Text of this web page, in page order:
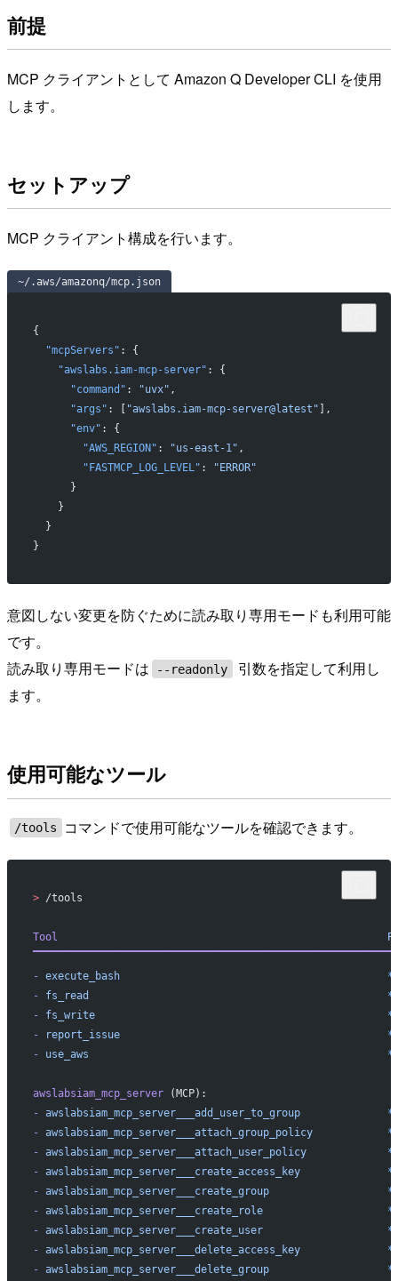
前提
MCP クライアントとして Amazon Q Developer CLI を使用
します。
セットアップ
MCP クライアント構成を行います。
~/.aws/amazonq/mcp.json
{
  "mcpServers"
: {
    "awslabs.iam-mcp-server"
: {
      "command"
: "uvx" ,
      "args"
: [ "awslabs.iam-mcp-server@latest" ],
      "env"
: {
        "AWS_REGION"
: "us-east-1" ,
        "FASTMCP_LOG_LEVEL"
:
"ERROR"
      }
    }
  }
}
意図しない変更を防ぐために読み取り専用モードも利用可能
です。
読み取り専用モードは
--readonly
引数を指定して利用し
ます。
使用可能なツール
/tools コマンドで使用可能なツールを確認できます。
> /tools
Tool
- execute_bash
                                           *
- fs_read
                                                *
- fs_write
                                               *
- report_issue
                                           *
- use_aws
                                                *
awslabsiam_mcp_server (MCP):
- awslabsiam_mcp_server___add_user_to_group
              *
- awslabsiam_mcp_server___attach_group_policy
            *
- awslabsiam_mcp_server___attach_user_policy
             *
- awslabsiam_mcp_server___create_access_key
              *
- awslabsiam_mcp_server___create_group
                   *
- awslabsiam_mcp_server___create_role
                    *
- awslabsiam_mcp_server___create_user
                    *
- awslabsiam_mcp_server___delete_access_key
              *
- awslabsiam_mcp_server___delete_group
                   *